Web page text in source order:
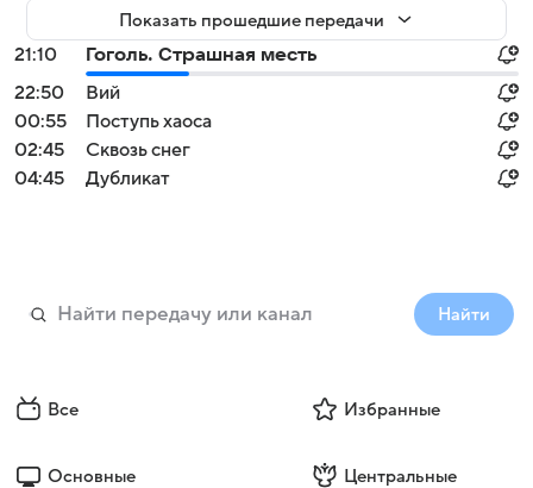
Показать прошедшие передачи
21:10
Гоголь. Страшная месть
22:50
Вий
00:55
Поступь хаоса
02:45
Сквозь снег
04:45
Дубликат
Найти
Все Избранные
Основные Центральные